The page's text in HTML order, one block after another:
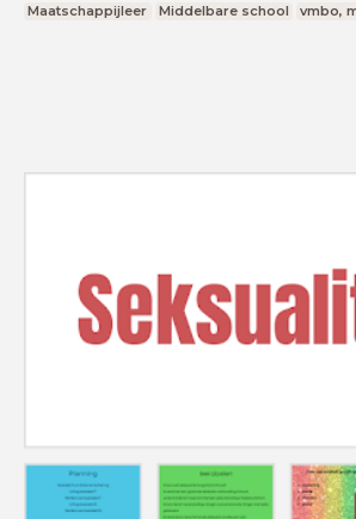
Maatschappijleer Middelbare school vmbo,